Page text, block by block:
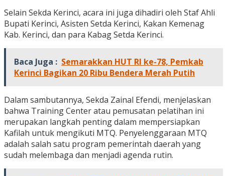
Selain Sekda Kerinci, acara ini juga dihadiri oleh Staf Ahli
Bupati Kerinci, Asisten Setda Kerinci, Kakan Kemenag
Kab. Kerinci, dan para Kabag Setda Kerinci.
Baca Juga : Semarakkan HUT RI ke-78, Pemkab
Kerinci Bagikan 20 Ribu Bendera Merah Putih
Dalam sambutannya, Sekda Zainal Efendi, menjelaskan
bahwa Training Center atau pemusatan pelatihan ini
merupakan langkah penting dalam mempersiapkan
Kafilah untuk mengikuti MTQ. Penyelenggaraan MTQ
adalah salah satu program pemerintah daerah yang
sudah melembaga dan menjadi agenda rutin.